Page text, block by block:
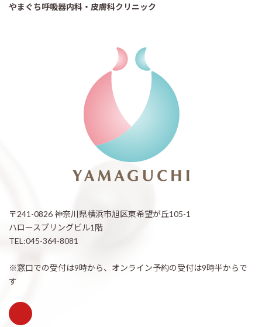
やまぐち呼吸器内科・皮膚科クリニック
〒241-0826 神奈川県横浜市旭区東希望が丘105-1
ハロースプリングビル1階
TEL:045-364-8081
※窓口での受付は9時から、オンライン予約の受付は9時半からで
す